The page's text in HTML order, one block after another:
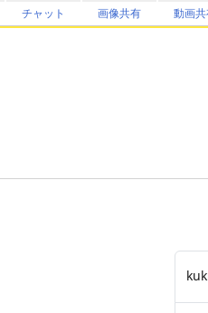
チャット 画像共有 動画